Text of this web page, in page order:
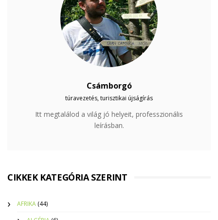
Csámborgó
túravezetés, turisztikai újságírás
Itt megtalálod a világ jó helyeit, professzionális
leírásban.
CIKKEK KATEGÓRIA SZERINT
AFRIKA (44)